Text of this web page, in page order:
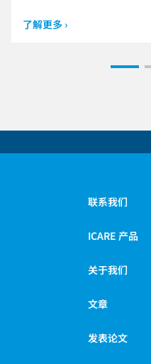
了解更多 ›
联系我们
ICARE 产品
关于我们
文章
发表论文